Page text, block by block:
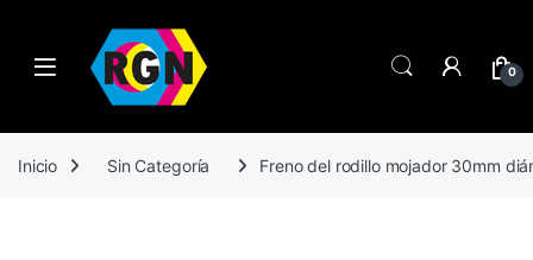
Open 0
Inicio Sin Categoría Freno del rodillo mojador 30mm